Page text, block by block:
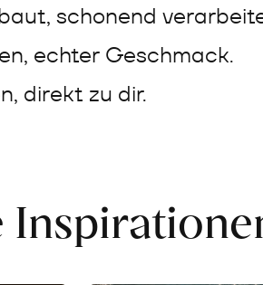
schonend
echter Geschmack.
direkt zu dir.